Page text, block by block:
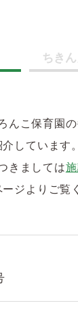
ちき
んこ保育園
しています。
きましては
ジよりご覧